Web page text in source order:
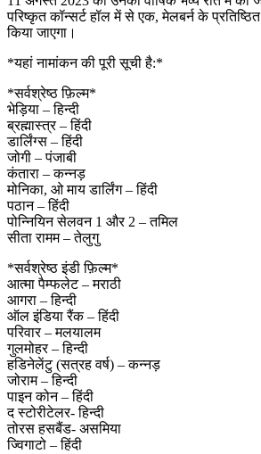
परिष्कृत कॉन्सर्ट हॉल में से एक, मेलबर्न के
किया जाएगा।
*यहां नामांकन की पूरी सूची है:*
*सर्वश्रेष्ठ फ़िल्म*
भेड़िया – हिन्दी
ब्रह्मास्त्र – हिंदी
डार्लिंग्स – हिंदी
जोगी – पंजाबी
कंतारा – कन्नड़
मोनिका, ओ माय डार्लिंग – हिंदी
पठान – हिंदी
पोन्नियिन सेलवन 1 और 2 – तमिल
सीता रामम – तेलुगु
*सर्वश्रेष्ठ इंडी फ़िल्म*
आत्मा पैम्फलेट – मराठी
आगरा – हिन्दी
ऑल इंडिया रैंक – हिंदी
परिवार – मलयालम
गुलमोहर – हिन्दी
हडिनेलेंटु (सत्रह वर्ष) – कन्नड़
जोराम – हिन्दी
पाइन कोन – हिंदी
द स्टोरीटेलर- हिन्दी
तोरस हसबैंड- असमिया
ज्विगाटो – हिंदी